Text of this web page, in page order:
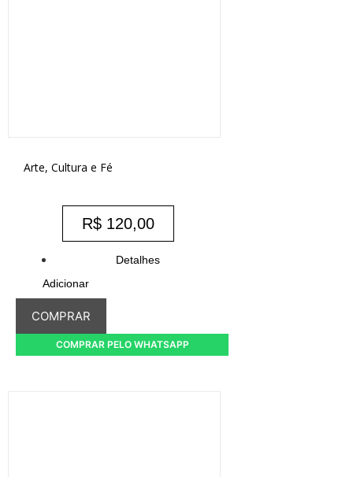
Arte, Cultura e Fé
R$ 120,00
Detalhes
Adicionar
COMPRAR
COMPRAR PELO WHATSAPP